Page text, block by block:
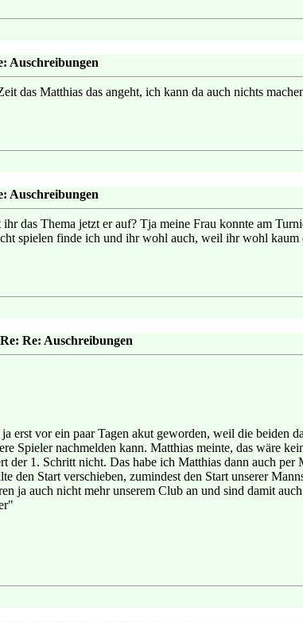
Auschreibungen
das Matthias das angeht, ich kann da auch nichts
Auschreibungen
das Thema jetzt er auf? Tja meine Frau konnte am
spielen finde ich und ihr wohl auch, weil ihr wohl kaum
Re: Auschreibungen
erst vor ein paar Tagen akut geworden, weil die beiden
Spieler nachmelden kann. Matthias meinte, das wäre
der 1. Schritt nicht. Das habe ich Matthias dann auch
den Start verschieben, zumindest den Start unserer
ja auch nicht mehr unserem Club an und sind damit